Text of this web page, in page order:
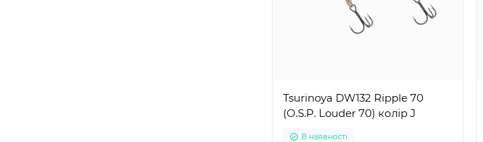
Tsurinoya DW132 Ripple 70
(O.S.P. Louder 70) колір J
В наявності